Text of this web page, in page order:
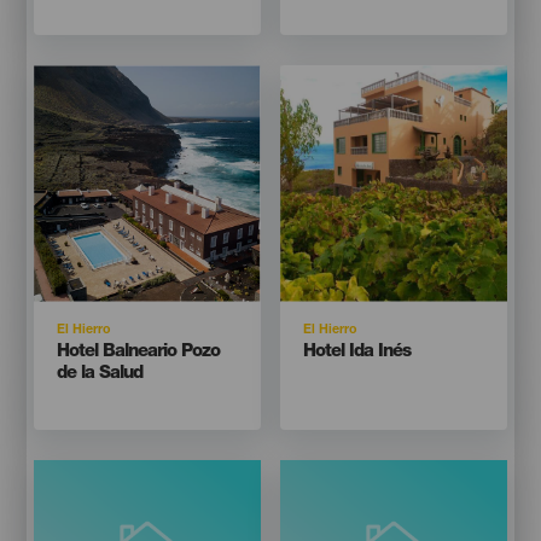
Listado
Isla
El Hierro
Titular
Hotel Balneario Pozo
de la Salud
Listado
Isla
El Hierro
Titular
Hotel Ida Inés